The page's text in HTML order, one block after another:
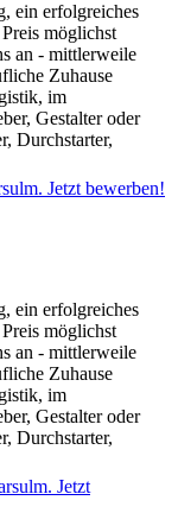
ein erfolgreiches
möglichst
an - mittlerweile
Zuhause
im
Gestalter oder
Durchstarter,
ein erfolgreiches
möglichst
an - mittlerweile
Zuhause
im
Gestalter oder
Durchstarter,